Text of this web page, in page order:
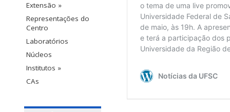
Extensão »
Representações do
Centro
Laboratórios
Núcleos
Institutos »
CAs